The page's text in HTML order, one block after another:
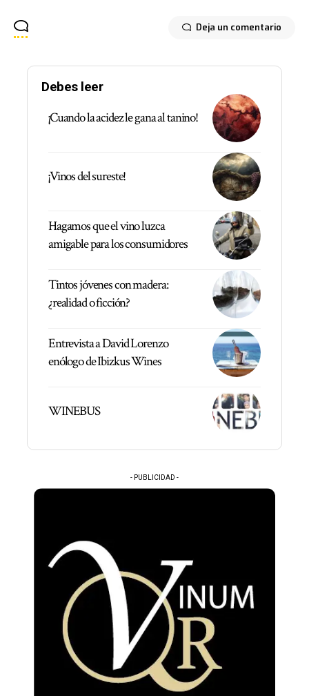
Deja un comentario
Debes leer
¡Cuando la acidez le gana al tanino!
¡Vinos del sureste!
Hagamos que el vino luzca
amigable para los consumidores
Tintos jóvenes con madera:
¿realidad o ficción?
Entrevista a David Lorenzo
enólogo de Ibizkus Wines
WINEBUS
- PUBLICIDAD -